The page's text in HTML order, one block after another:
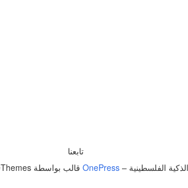
تابعنا
–
OnePress قالب بواسطة FameThemes